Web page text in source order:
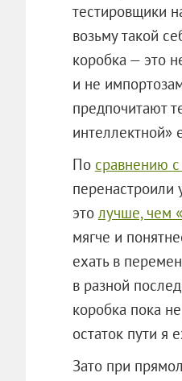
тестировщики
возьму такой
коробка — это
и не
предпочитают
интеллектной»
По сравнению с
это лучше, чем
мягче и
ехать в
в разной
коробка пока
остаток пути я
Зато при